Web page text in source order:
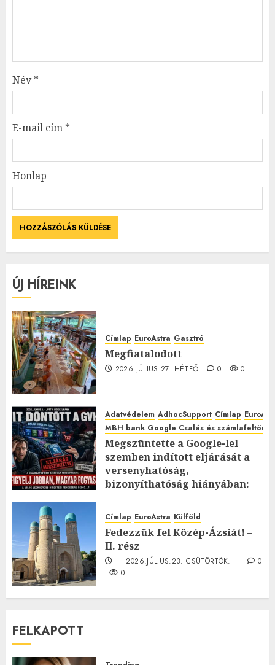
Név*
E-mail cím *
Honlap
ÚJ HÍREINK
Címlap EuroAstra Gasztró
Megfiatalodott
2026.JÚLIUS.27. HÉTFŐ. 0 0
Adatvédelem AdhocSupport Címlap
MBH bank Google Csalás és
Megszüntette a Google-lel
szemben indított eljárását a
versenyhatóság,
bizonyíthatóság hiányában:
2026.JÚLIUS.23. CSÜTÖRTÖK.
0
Címlap EuroAstra Külföld
Fedezzük fel Közép-Ázsiát! –
II. rész
2026.JÚLIUS.23. CSÜTÖRTÖK.
0
0
FELKAPOTT